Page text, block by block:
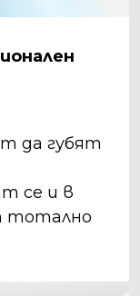
да губят
се и в
тотално